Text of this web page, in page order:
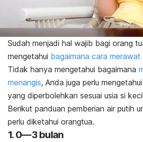
Sudah menjadi hal wajib bagi orang
mengetahui bagaimana cara merawat
Tidak hanya mengetahui bagaimana
menangis, Anda juga perlu
yang diperbolehkan sesuai usia si
Berikut panduan pemberian air putih
perlu diketahui orangtua.
1. 0—3 bulan